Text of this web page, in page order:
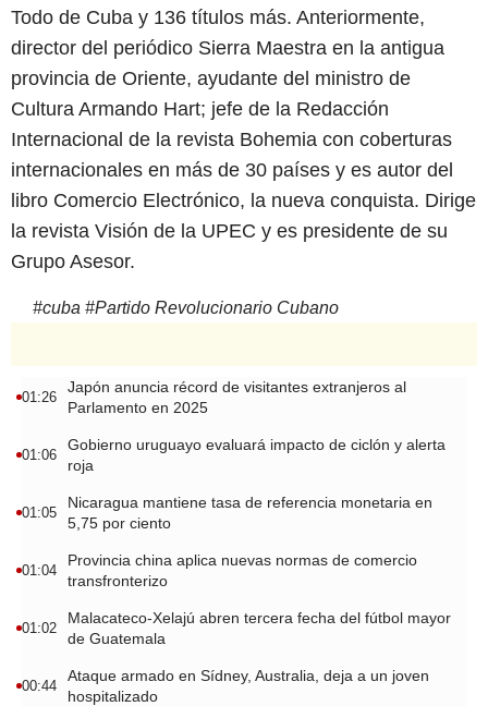
Todo de Cuba y 136 títulos más. Anteriormente,
director del periódico Sierra Maestra en la antigua
provincia de Oriente, ayudante del ministro de
Cultura Armando Hart; jefe de la Redacción
Internacional de la revista Bohemia con coberturas
internacionales en más de 30 países y es autor del
libro Comercio Electrónico, la nueva conquista. Dirige
la revista Visión de la UPEC y es presidente de su
Grupo Asesor.
#cuba #Partido Revolucionario Cubano
01:26
Japón anuncia récord de visitantes extranjeros al
Parlamento en 2025
01:06
Gobierno uruguayo evaluará impacto de ciclón y alerta
roja
01:05
Nicaragua mantiene tasa de referencia monetaria en
5,75 por ciento
01:04
Provincia china aplica nuevas normas de comercio
transfronterizo
01:02
Malacateco-Xelajú abren tercera fecha del fútbol mayor
de Guatemala
00:44
Ataque armado en Sídney, Australia, deja a un joven
hospitalizado